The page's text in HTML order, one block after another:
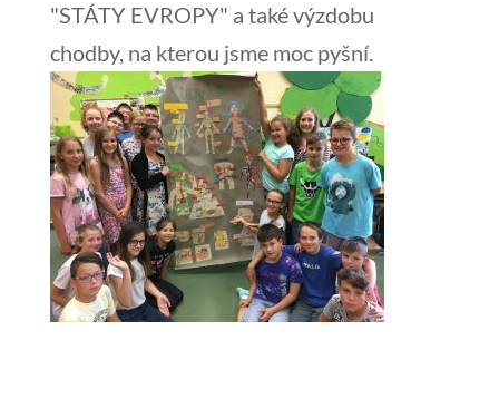
"STÁTY EVROPY" a také výzdobu
chodby, na kterou jsme moc pyšní.